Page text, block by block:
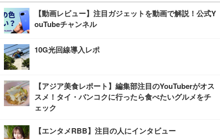
【動画レビュー】注目ガジェットを動画で解説！公式Y
ouTubeチャンネル
10G光回線導入レポ
【アジア美食レポート】編集部注目のYouTuberがオス
スメ！タイ・バンコクに行ったら食べたいグルメをチ
ェック
【エンタメRBB】注目の人にインタビュー